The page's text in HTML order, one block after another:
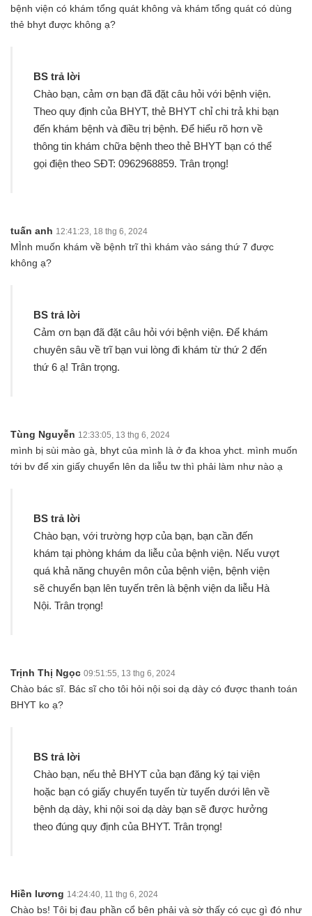
bệnh viện có khám tổng quát không và khám tổng quát có dùng
thẻ bhyt được không ạ?
BS trả lời
Chào bạn, cảm ơn bạn đã đặt câu hỏi với bệnh viện.
Theo quy định của BHYT, thẻ BHYT chỉ chi trả khi bạn
đến khám bệnh và điều trị bệnh. Để hiểu rõ hơn về
thông tin khám chữa bệnh theo thẻ BHYT bạn có thể
gọi điện theo SĐT: 0962968859. Trân trọng!
tuấn anh 12:41:23, 18 thg 6, 2024
MÌnh muốn khám về bệnh trĩ thì khám vào sáng thứ 7 được
không ạ?
BS trả lời
Cảm ơn bạn đã đặt câu hỏi với bệnh viện. Để khám
chuyên sâu về trĩ bạn vui lòng đi khám từ thứ 2 đến
thứ 6 ạ! Trân trọng.
Tùng Nguyễn 12:33:05, 13 thg 6, 2024
mình bị sùi mào gà, bhyt của mình là ở đa khoa yhct. mình muốn
tới bv để xin giấy chuyển lên da liễu tw thì phải làm như nào ạ
BS trả lời
Chào bạn, với trường hợp của bạn, bạn cần đến
khám tại phòng khám da liễu của bệnh viện. Nếu vượt
quá khả năng chuyên môn của bệnh viện, bệnh viện
sẽ chuyển bạn lên tuyến trên là bệnh viện da liễu Hà
Nội. Trân trọng!
Trịnh Thị Ngọc 09:51:55, 13 thg 6, 2024
Chào bác sĩ. Bác sĩ cho tôi hỏi nội soi dạ dày có được thanh toán
BHYT ko ạ?
BS trả lời
Chào bạn, nếu thẻ BHYT của bạn đăng ký tại viện
hoặc bạn có giấy chuyển tuyến từ tuyến dưới lên về
bệnh dạ dày, khi nội soi dạ dày bạn sẽ được hưởng
theo đúng quy định của BHYT. Trân trọng!
Hiền lương 14:24:40, 11 thg 6, 2024
Chào bs! Tôi bị đau phần cổ bên phải và sờ thấy có cục gì đó như